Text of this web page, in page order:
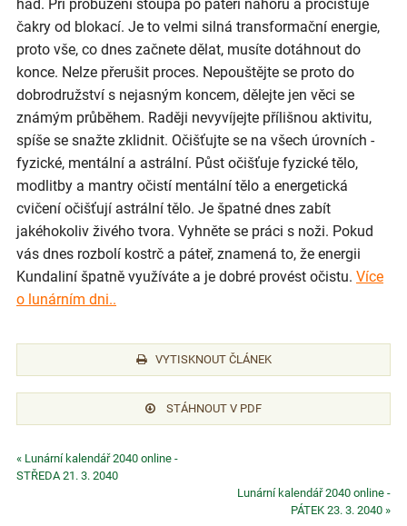
had. Při probuzení stoupá po páteři nahoru a pročišťuje
čakry od blokací. Je to velmi silná transformační energie,
proto vše, co dnes začnete dělat, musíte dotáhnout do
konce. Nelze přerušit proces. Nepouštějte se proto do
dobrodružství s nejasným koncem, dělejte jen věci se
známým průběhem. Raději nevyvíjejte přílišnou aktivitu,
spíše se snažte zklidnit. Očišťujte se na všech úrovních -
fyzické, mentální a astrální. Půst očišťuje fyzické tělo,
modlitby a mantry očistí mentální tělo a energetická
cvičení očišťují astrální tělo. Je špatné dnes zabít
jakéhokoliv živého tvora. Vyhněte se práci s noži. Pokud
vás dnes rozbolí kostrč a páteř, znamená to, že energii
Kundaliní špatně využíváte a je dobré provést očistu. Více
o lunárním dni..
VYTISKNOUT ČLÁNEK
STÁHNOUT V PDF
« Lunární kalendář 2040 online -
STŘEDA 21. 3. 2040
Lunární kalendář 2040 online -
PÁTEK 23. 3. 2040 »